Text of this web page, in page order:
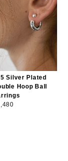
Silver Plated
Hoop Ball